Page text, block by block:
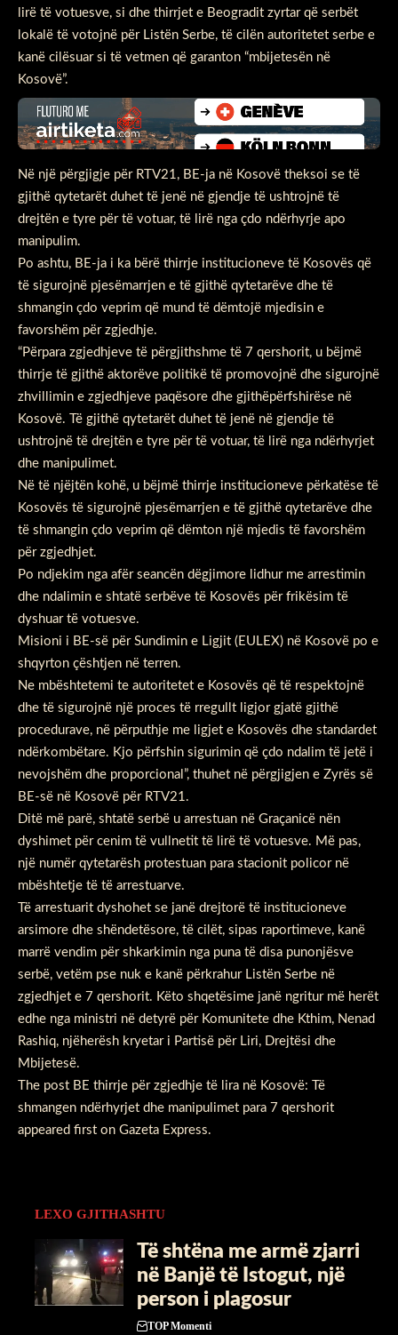
lirë të votuesve, si dhe thirrjet e Beogradit zyrtar që serbët
lokalë të votojnë për Listën Serbe, të cilën autoritetet serbe e
kanë cilësuar si të vetmen që garanton “mbijetesën në
Kosovë”.
Në një përgjigje për RTV21, BE-ja në Kosovë theksoi se të
gjithë qytetarët duhet të jenë në gjendje të ushtrojnë të
drejtën e tyre për të votuar, të lirë nga çdo ndërhyrje apo
manipulim.
Po ashtu, BE-ja i ka bërë thirrje institucioneve të Kosovës që
të sigurojnë pjesëmarrjen e të gjithë qytetarëve dhe të
shmangin çdo veprim që mund të dëmtojë mjedisin e
favorshëm për zgjedhje.
“Përpara zgjedhjeve të përgjithshme të 7 qershorit, u bëjmë
thirrje të gjithë aktorëve politikë të promovojnë dhe sigurojnë
zhvillimin e zgjedhjeve paqësore dhe gjithëpërfshirëse në
Kosovë. Të gjithë qytetarët duhet të jenë në gjendje të
ushtrojnë të drejtën e tyre për të votuar, të lirë nga ndërhyrjet
dhe manipulimet.
Në të njëjtën kohë, u bëjmë thirrje institucioneve përkatëse të
Kosovës të sigurojnë pjesëmarrjen e të gjithë qytetarëve dhe
të shmangin çdo veprim që dëmton një mjedis të favorshëm
për zgjedhjet.
Po ndjekim nga afër seancën dëgjimore lidhur me arrestimin
dhe ndalimin e shtatë serbëve të Kosovës për frikësim të
dyshuar të votuesve.
Misioni i BE-së për Sundimin e Ligjit (EULEX) në Kosovë po e
shqyrton çështjen në terren.
Ne mbështetemi te autoritetet e Kosovës që të respektojnë
dhe të sigurojnë një proces të rregullt ligjor gjatë gjithë
procedurave, në përputhje me ligjet e Kosovës dhe standardet
ndërkombëtare. Kjo përfshin sigurimin që çdo ndalim të jetë i
nevojshëm dhe proporcional”, thuhet në përgjigjen e Zyrës së
BE-së në Kosovë për RTV21.
Ditë më parë, shtatë serbë u arrestuan në Graçanicë nën
dyshimet për cenim të vullnetit të lirë të votuesve. Më pas,
një numër qytetarësh protestuan para stacionit policor në
mbështetje të të arrestuarve.
Të arrestuarit dyshohet se janë drejtorë të institucioneve
arsimore dhe shëndetësore, të cilët, sipas raportimeve, kanë
marrë vendim për shkarkimin nga puna të disa punonjësve
serbë, vetëm pse nuk e kanë përkrahur Listën Serbe në
zgjedhjet e 7 qershorit. Këto shqetësime janë ngritur më herët
edhe nga ministri në detyrë për Komunitete dhe Kthim, Nenad
Rashiq, njëherësh kryetar i Partisë për Liri, Drejtësi dhe
Mbijetesë.
The post BE thirrje për zgjedhje të lira në Kosovë: Të
shmangen ndërhyrjet dhe manipulimet para 7 qershorit
appeared first on Gazeta Express.
LEXO GJITHASHTU
Të shtëna me armë zjarri
në Banjë të Istogut, një
person i plagosur
TOP Momenti